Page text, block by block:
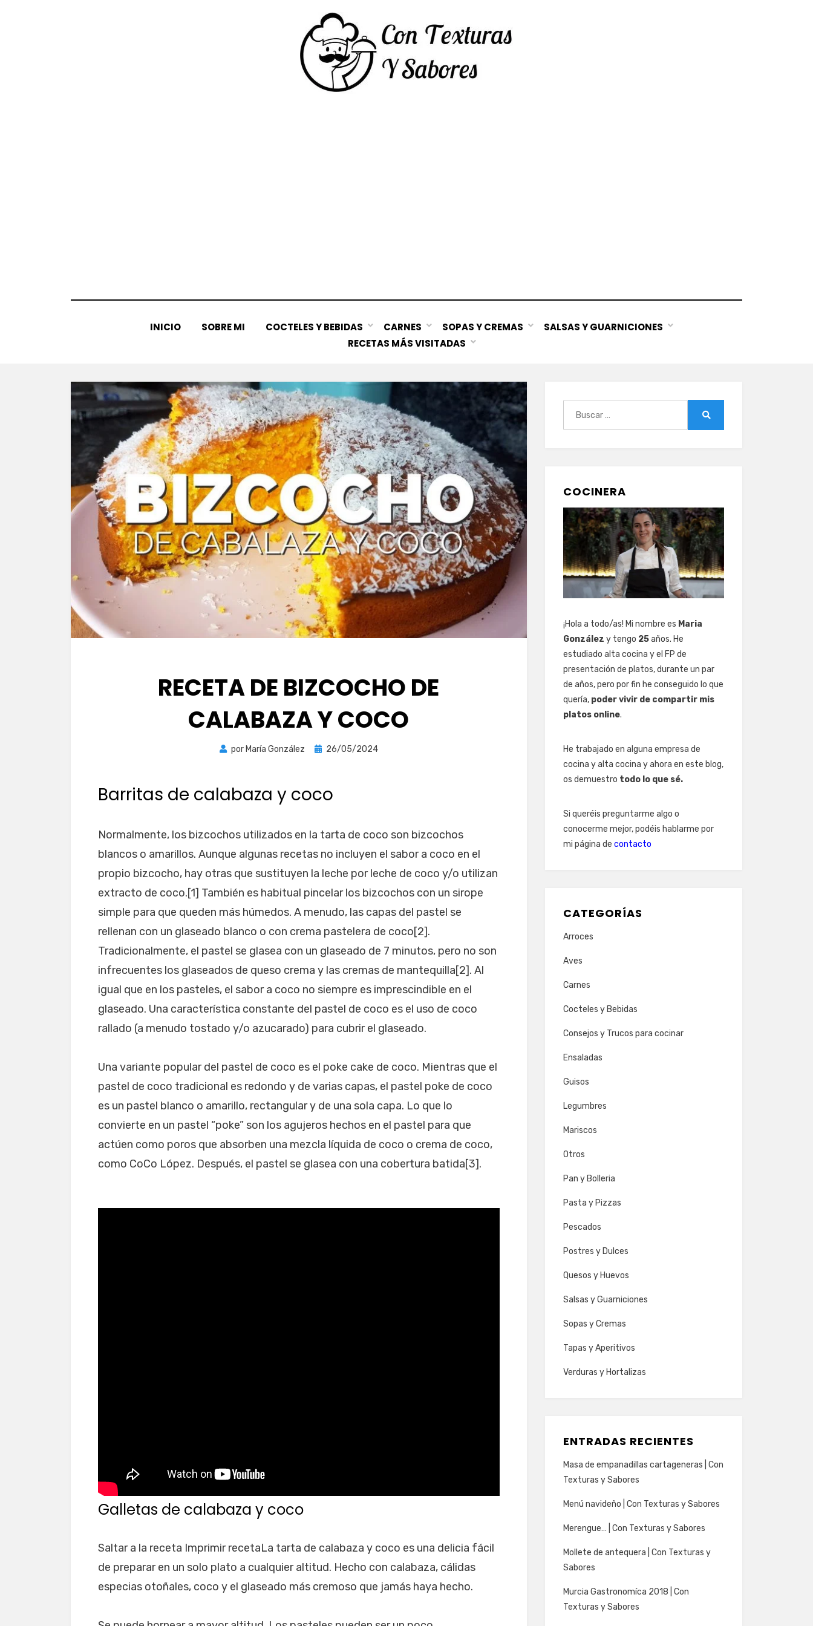
INICIO SOBRE MI COCTELES Y BEBIDAS CARNES SOPAS Y CREMAS
SALSAS Y GUARNICIONES
RECETAS MÁS VISITADAS
RECETA DE BIZCOCHO DE
CALABAZA Y COCO
por María González
Publicada
26/05/2024
Barritas de calabaza y coco
Normalmente, los bizcochos utilizados en la tarta de coco son bizcochos
blancos o amarillos. Aunque algunas recetas no incluyen el sabor a coco en el
propio bizcocho, hay otras que sustituyen la leche por leche de coco y/o utilizan
extracto de coco.[1] También es habitual pincelar los bizcochos con un sirope
simple para que queden más húmedos. A menudo, las capas del pastel se
rellenan con un glaseado blanco o con crema pastelera de coco[2].
Tradicionalmente, el pastel se glasea con un glaseado de 7 minutos, pero no son
infrecuentes los glaseados de queso crema y las cremas de mantequilla[2]. Al
igual que en los pasteles, el sabor a coco no siempre es imprescindible en el
glaseado. Una característica constante del pastel de coco es el uso de coco
rallado (a menudo tostado y/o azucarado) para cubrir el glaseado.
Una variante popular del pastel de coco es el poke cake de coco. Mientras que el
pastel de coco tradicional es redondo y de varias capas, el pastel poke de coco
es un pastel blanco o amarillo, rectangular y de una sola capa. Lo que lo
convierte en un pastel “poke” son los agujeros hechos en el pastel para que
actúen como poros que absorben una mezcla líquida de coco o crema de coco,
como CoCo López. Después, el pastel se glasea con una cobertura batida[3].
Galletas de calabaza y coco
Saltar a la receta Imprimir recetaLa tarta de calabaza y coco es una delicia fácil
de preparar en un solo plato a cualquier altitud. Hecho con calabaza, cálidas
especias otoñales, coco y el glaseado más cremoso que jamás haya hecho.
COCINERA
¡Hola a todo/as! Mi nombre es Maria
González y tengo 25años. He
estudiado alta cocina y el FP de
presentación de platos, durante un par
de años, pero por fin he conseguido lo que
quería, poder vivir de compartir mis
platos online.
He trabajado en alguna empresa de
cocina y alta cocina y ahora en este blog,
os demuestro todo lo que sé.
Si queréis preguntarme algo o
conocerme mejor, podéis hablarme por
mi página de contacto
CATEGORÍAS
Arroces
Aves
Carnes
Cocteles y Bebidas
Consejos y Trucos para cocinar
Ensaladas
Guisos
Legumbres
Mariscos
Otros
Pan y Bolleria
Pasta y Pizzas
Pescados
Postres y Dulces
Quesos y Huevos
Salsas y Guarniciones
Sopas y Cremas
Tapas y Aperitivos
Verduras y Hortalizas
ENTRADAS RECIENTES
Masa de empanadillas cartageneras | Con
Texturas y Sabores
Menú navideño | Con Texturas y Sabores
Merengue… | Con Texturas y Sabores
Mollete de antequera | Con Texturas y
Sabores
Murcia Gastronomíca 2018 | Con
Texturas y Sabores